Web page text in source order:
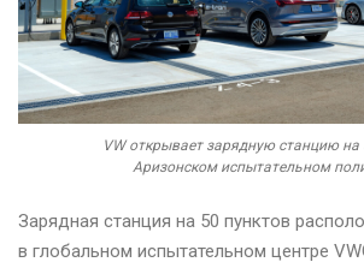
VW открывает зарядную станцию
Аризонском испытательном
Зарядная станция на 50 пунктов
в глобальном испытательном центре